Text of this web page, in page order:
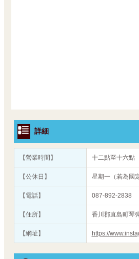
詳細
【營業時間】 十二點至十六點
【公休日】 星期一（若為國
【電話】 087-892-2838
【住所】 香川郡直島町琴
【網址】 https://